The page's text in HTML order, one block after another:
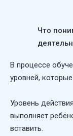
Что
В процессе
уровней,
Уровень
выполняет
вставить.